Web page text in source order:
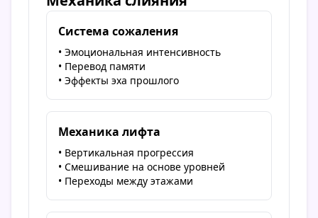
Система сожаления
• Эмоциональная интенсивность
• Перевод памяти
• Эффекты эха прошлого
Механика лифта
• Вертикальная прогрессия
• Смешивание на основе уровней
• Переходы между этажами